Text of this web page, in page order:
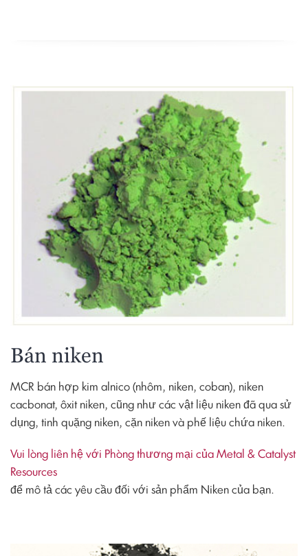
Bán niken
MCR bán hợp kim alnico (nhôm, niken, coban), niken
cacbonat, ôxit niken, cũng như các vật liệu niken đã qua sử
dụng, tinh quặng niken, cặn niken và phế liệu chứa niken.
Vui lòng liên hệ với Phòng thương mại của Metal & Catalyst
Resources
để mô tả các yêu cầu đối với sản phẩm Niken của bạn.